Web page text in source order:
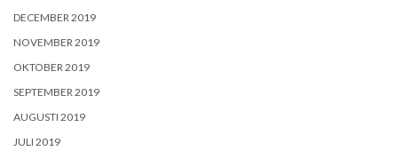
DECEMBER 2019
NOVEMBER 2019
OKTOBER 2019
SEPTEMBER 2019
AUGUSTI 2019
JULI 2019